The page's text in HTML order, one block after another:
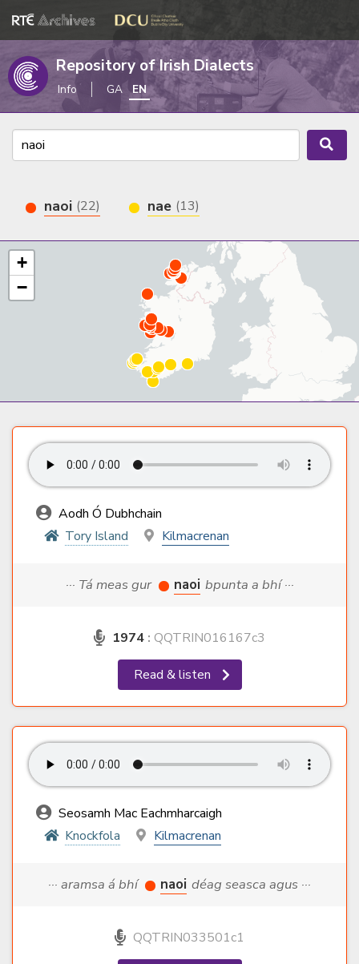
Repository of Irish Dialects
Info GA EN
naoi (22) nae (13)
+
−
Aodh Ó Dubhchain
Tory Island
Kilmacrenan
··· Tá meas gur naoi bpunta a bhí ···
1974 : QQTRIN016167c3
Read & listen
Seosamh Mac Eachmharcaigh
Knockfola
Kilmacrenan
··· aramsa á bhí naoi déag seasca agus ···
QQTRIN033501c1